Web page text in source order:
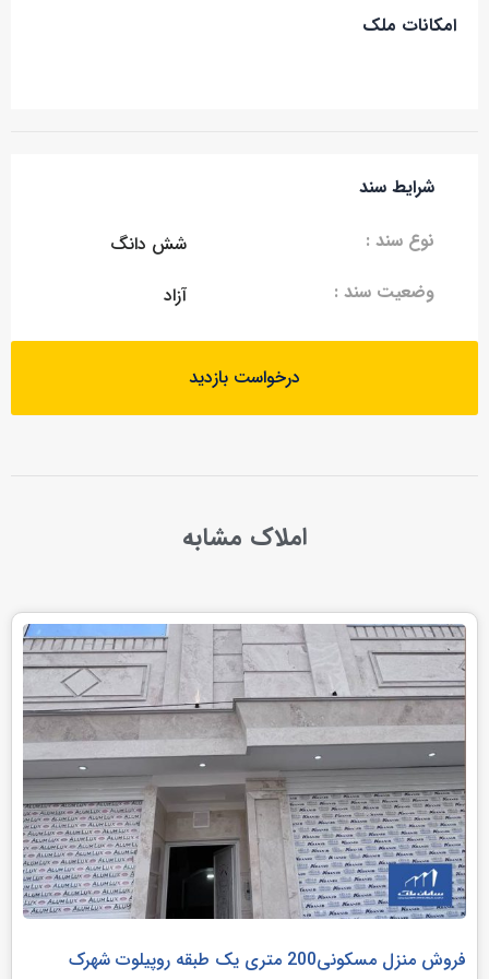
امکانات ملک
شرایط سند
نوع سند :
شش دانگ
وضعیت سند :
آزاد
درخواست بازدید
املاک مشابه
فروش منزل مسکونی200 متری یک طبقه روپیلوت شهرک